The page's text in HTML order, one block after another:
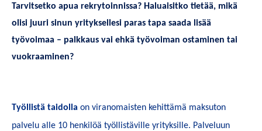
Tarvitsetko apua rekrytoinnissa? Haluaisitko tietää, mikä
olisi juuri sinun yrityksellesi paras tapa saada lisää
työvoimaa – palkkaus vai ehkä työvoiman ostaminen tai
vuokraaminen?
Työllistä taidolla on viranomaisten kehittämä maksuton
palvelu alle 10 henkilöä työllistäville yrityksille. Palveluun